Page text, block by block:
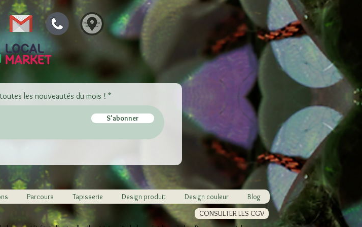
les nouveautés du mois !
S'abonner
Parcours Tapisserie Design produit Design couleur
Blog
CONSULTER LES CGV